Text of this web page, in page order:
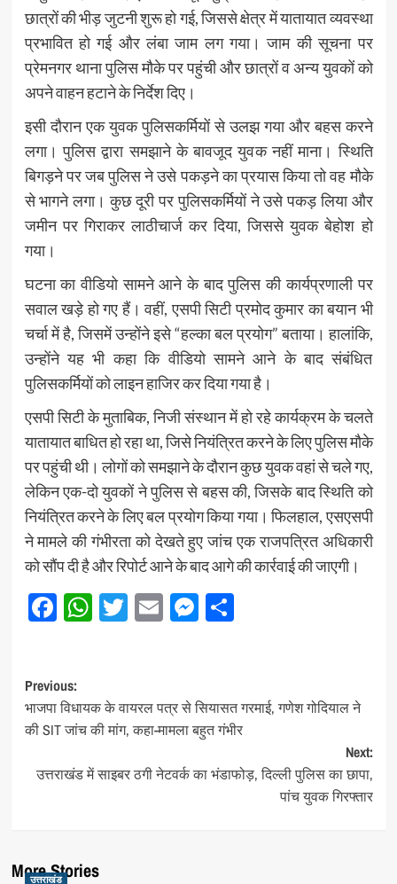
छात्रों की भीड़ जुटनी शुरू हो गई, जिससे क्षेत्र में यातायात व्यवस्था
प्रभावित हो गई और लंबा जाम लग गया। जाम की सूचना पर
प्रेमनगर थाना पुलिस मौके पर पहुंची और छात्रों व अन्य युवकों को
अपने वाहन हटाने के निर्देश दिए।
इसी दौरान एक युवक पुलिसकर्मियों से उलझ गया और बहस करने
लगा। पुलिस द्वारा समझाने के बावजूद युवक नहीं माना। स्थिति
बिगड़ने पर जब पुलिस ने उसे पकड़ने का प्रयास किया तो वह मौके
से भागने लगा। कुछ दूरी पर पुलिसकर्मियों ने उसे पकड़ लिया और
जमीन पर गिराकर लाठीचार्ज कर दिया, जिससे युवक बेहोश हो
गया।
घटना का वीडियो सामने आने के बाद पुलिस की कार्यप्रणाली पर
सवाल खड़े हो गए हैं। वहीं, एसपी सिटी प्रमोद कुमार का बयान भी
चर्चा में है, जिसमें उन्होंने इसे “हल्का बल प्रयोग” बताया। हालांकि,
उन्होंने यह भी कहा कि वीडियो सामने आने के बाद संबंधित
पुलिसकर्मियों को लाइन हाजिर कर दिया गया है।
एसपी सिटी के मुताबिक, निजी संस्थान में हो रहे कार्यक्रम के चलते
यातायात बाधित हो रहा था, जिसे नियंत्रित करने के लिए पुलिस मौके
पर पहुंची थी। लोगों को समझाने के दौरान कुछ युवक वहां से चले गए,
लेकिन एक-दो युवकों ने पुलिस से बहस की, जिसके बाद स्थिति को
नियंत्रित करने के लिए बल प्रयोग किया गया। फिलहाल, एसएसपी
ने मामले की गंभीरता को देखते हुए जांच एक राजपत्रित अधिकारी
को सौंप दी है और रिपोर्ट आने के बाद आगे की कार्रवाई की जाएगी।
Facebook
WhatsApp
Twitter
EmailMessenger
Share
Post
navigation
Previous:
भाजपा विधायक के वायरल पत्र से सियासत गरमाई, गणेश गोदियाल ने
की SIT जांच की मांग, कहा-मामला बहुत गंभीर
Next:
उत्तराखंड में साइबर ठगी नेटवर्क का भंडाफोड़, दिल्ली पुलिस का छापा,
पांच युवक गिरफ्तार
More Stories
उत्तराखंड